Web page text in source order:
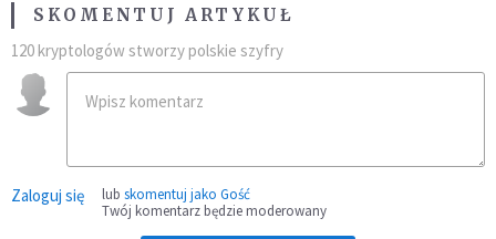
SKOMENTUJ ARTYKUŁ
120 kryptologów stworzy polskie szyfry
Zaloguj się lub skomentuj jako Gość
Twój komentarz będzie moderowany